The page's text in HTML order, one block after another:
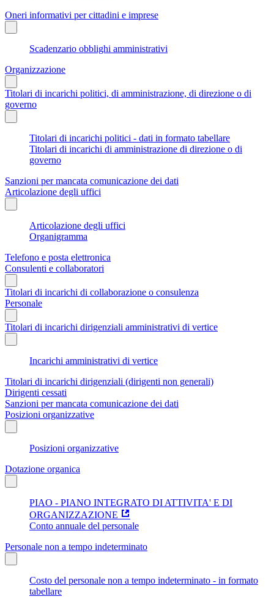
Oneri informativi per cittadini e imprese
Scadenzario obblighi amministrativi
Organizzazione
Titolari di incarichi politici, di amministrazione, di direzione o di
governo
Titolari di incarichi politici - dati in formato tabellare
Titolari di incarichi di amministrazione di direzione o di
governo
Sanzioni per mancata comunicazione dei dati
Articolazione degli uffici
Articolazione degli uffici
Organigramma
Telefono e posta elettronica
Consulenti e collaboratori
Titolari di incarichi di collaborazione o consulenza
Personale
Titolari di incarichi dirigenziali amministrativi di vertice
Incarichi amministrativi di vertice
Titolari di incarichi dirigenziali (dirigenti non generali)
Dirigenti cessati
Sanzioni per mancata comunicazione dei dati
Posizioni organizzative
Posizioni organizzative
Dotazione organica
PIAO - PIANO INTEGRATO DI ATTIVITA' E DI
ORGANIZZAZIONE
Conto annuale del personale
Personale non a tempo indeterminato
Costo del personale non a tempo indeterminato - in formato
tabellare